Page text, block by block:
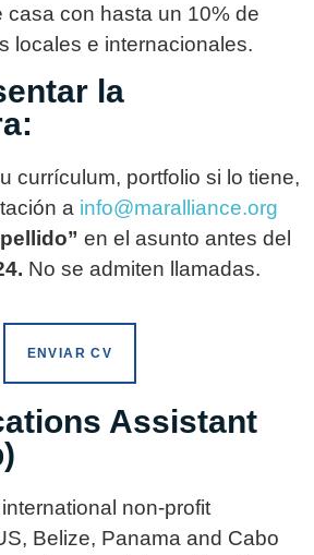
casa con hasta un 10% de
locales e internacionales.
la
currículum, portfolio si lo tiene,
a info@maralliance.org
en el asunto antes del
No se admiten llamadas.
ENVIAR CV
Assistant
non-profit
Belize, Panama and Cabo